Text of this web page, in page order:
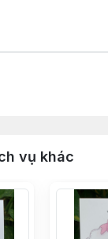
vụ khác